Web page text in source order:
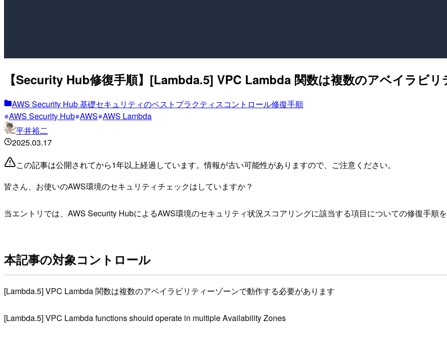
【Security Hub修復手順】[Lambda.5] VPC Lambda 関数は複数のアベイラビ
AWS Security Hub 基礎セキュリティのベストプラクティスコントロール修復手順
AWS Security Hub AWS AWS Lambda
平井裕二
2025.03.17
この記事は公開されてから1年以上経過しています。情報が古い可能性がありますので、ご注意ください。
皆さん、お使いのAWS環境のセキュリティチェックはしていますか？
当エントリでは、AWS Security HubによるAWS環境のセキュリティ状況スコアリングに該当する項目についての修復手順を
本記事の対象コントロール
[Lambda.5] VPC Lambda 関数は複数のアベイラビリティーゾーンで動作する必要があります
[Lambda.5] VPC Lambda functions should operate in multiple Availability Zones